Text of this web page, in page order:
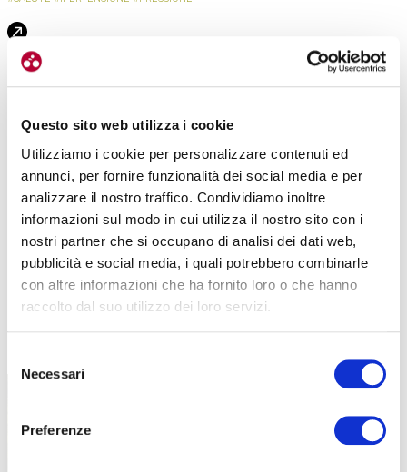
Questo sito web utilizza i cookie
Utilizziamo i cookie per personalizzare contenuti ed
annunci, per fornire funzionalità dei social media e per
analizzare il nostro traffico. Condividiamo inoltre
informazioni sul modo in cui utilizza il nostro sito con i
nostri partner che si occupano di analisi dei dati web,
pubblicità e social media, i quali potrebbero combinarle
con altre informazioni che ha fornito loro o che hanno
raccolto dal suo utilizzo dei loro servizi.
delNecessari
Preferenze
TUTTE LE CATEGORIE DEL MAGAZINE